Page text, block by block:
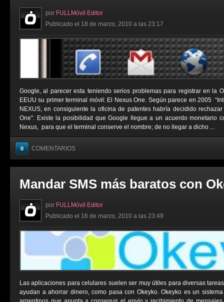
por FULLMóvil Editor
Publicado el 18 de marzo, 2010 a las 23:17
Google, al parecer esta teniendo serios problemas para registrar en la
EEUU su primer terminal móvil: El Nexus One. Según parece en 2005
NEXUS, en consiguiente la oficina de patentes habría decidido
One". Existe la posibilidad que Google llegue a un acuerdo monetario
Nexus, para que el terminal conserve el nombre; de no llegar a dicho ...
0 COMENTARIOS
Mandar SMS más baratos con
por FULLMóvil Editor
Publicado el 16 de marzo, 2010 a las 23:49
Las aplicaciones para celulares suelen ser muy útiles para diversas
ayudan a ahorrar dinero, como pasa con Okeyko. Okeyko es un